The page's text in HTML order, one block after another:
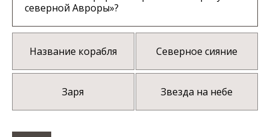
северной Авроры»?
Название корабля Северное сияние
Заря Звезда на небе